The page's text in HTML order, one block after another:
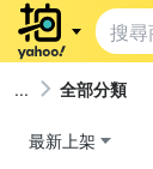
全部分類
最新上架